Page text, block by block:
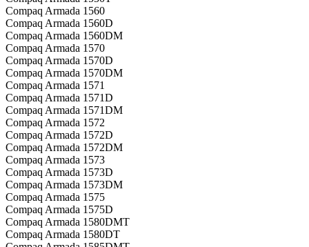
Compaq Armada 1560
Compaq Armada 1560D
Compaq Armada 1560DM
Compaq Armada 1570
Compaq Armada 1570D
Compaq Armada 1570DM
Compaq Armada 1571
Compaq Armada 1571D
Compaq Armada 1571DM
Compaq Armada 1572
Compaq Armada 1572D
Compaq Armada 1572DM
Compaq Armada 1573
Compaq Armada 1573D
Compaq Armada 1573DM
Compaq Armada 1575
Compaq Armada 1575D
Compaq Armada 1580DMT
Compaq Armada 1580DT